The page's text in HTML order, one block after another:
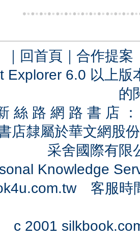
｜ 回首頁 ｜ 合作提案
Explorer 6.0 以上
的
絲 路 網 路 書 店
店隸屬於華文網股
采舍國際有
Knowledge
客服時
c 2001